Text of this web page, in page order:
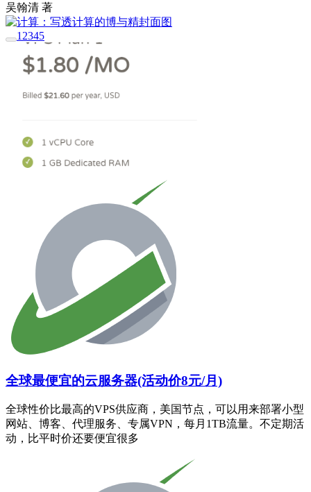
吴翰清 著
1 2345
全球最便宜的云服务器(活动价8元/月)
全球性价比最高的VPS供应商，美国节点，可以用来部署小型
网站、博客、代理服务、专属VPN，每月1TB流量。不定期活
动，比平时价还要便宜很多